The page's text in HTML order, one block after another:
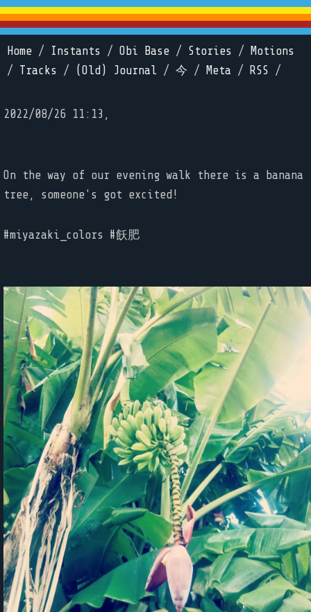
Home / Instants / Obi Base / Stories /
Motions
/ Tracks / (Old) Journal / 今 / Meta / RSS /
2022/08/26 11:13,
On the way of our evening walk there is a banana
tree, someone's got excited!
#miyazaki_colors #飫肥